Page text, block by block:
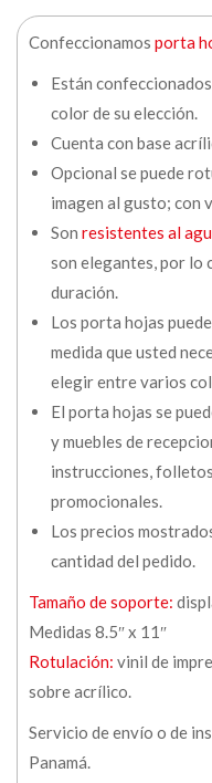
Confeccionamos porta
Están
color de su elección.
Cuenta con base
Opcional se puede
imagen al gusto; con
Son resistentes al
son elegantes, por lo
duración.
Los porta hojas
medida que usted
elegir entre varios
El porta hojas se
y muebles de
instrucciones,
promocionales.
Los precios
cantidad del pedido.
Tamaño de soporte:
Medidas 8.5″ x 11″
Rotulación: vinil de
sobre acrílico.
Servicio de envío o de
Panamá.